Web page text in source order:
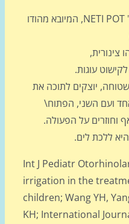
ואז משתמשים קנקן "נטי" NETI POT, המיובא מהודו
לתוכה את
הפתוח\
על הפעולה.
לים.
Int J Pediatr
irrigation in the
children; Wang
KH;